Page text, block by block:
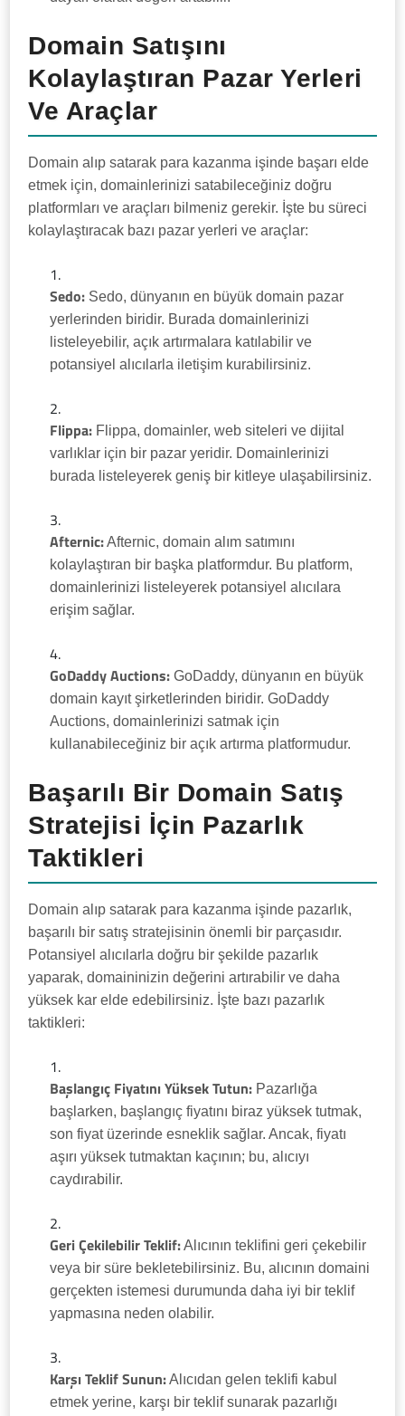
Domain Satışını
Kolaylaştıran Pazar Yerleri
Ve Araçlar
Domain alıp satarak para kazanma işinde başarı elde
etmek için, domainlerinizi satabileceğiniz doğru
platformları ve araçları bilmeniz gerekir. İşte bu süreci
kolaylaştıracak bazı pazar yerleri ve araçlar:
Sedo: Sedo, dünyanın en büyük domain pazar
yerlerinden biridir. Burada domainlerinizi
listeleyebilir, açık artırmalara katılabilir ve
potansiyel alıcılarla iletişim kurabilirsiniz.
Flippa: Flippa, domainler, web siteleri ve dijital
varlıklar için bir pazar yeridir. Domainlerinizi
burada listeleyerek geniş bir kitleye ulaşabilirsiniz.
Afternic:Afternic, domain alım satımını
kolaylaştıran bir başka platformdur. Bu platform,
domainlerinizi listeleyerek potansiyel alıcılara
erişim sağlar.
GoDaddy Auctions: GoDaddy, dünyanın en büyük
domain kayıt şirketlerinden biridir. GoDaddy
Auctions, domainlerinizi satmak için
kullanabileceğiniz bir açık artırma platformudur.
Başarılı Bir Domain Satış
Stratejisi İçin Pazarlık
Taktikleri
Domain alıp satarak para kazanma işinde pazarlık,
başarılı bir satış stratejisinin önemli bir parçasıdır.
Potansiyel alıcılarla doğru bir şekilde pazarlık
yaparak, domaininizin değerini artırabilir ve daha
yüksek kar elde edebilirsiniz. İşte bazı pazarlık
taktikleri:
Başlangıç Fiyatını Yüksek Tutun: Pazarlığa
başlarken, başlangıç fiyatını biraz yüksek tutmak,
son fiyat üzerinde esneklik sağlar. Ancak, fiyatı
aşırı yüksek tutmaktan kaçının; bu, alıcıyı
caydırabilir.
Geri Çekilebilir Teklif:Alıcının teklifini geri çekebilir
veya bir süre bekletebilirsiniz. Bu, alıcının domaini
gerçekten istemesi durumunda daha iyi bir teklif
yapmasına neden olabilir.
Karşı Teklif Sunun:Alıcıdan gelen teklifi kabul
etmek yerine, karşı bir teklif sunarak pazarlığı